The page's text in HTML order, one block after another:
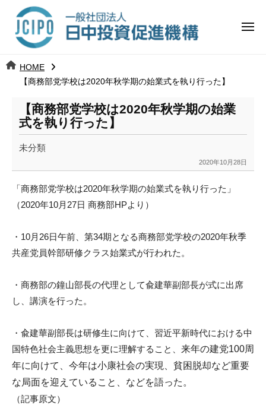
ツ 日
中
投
資
促
進
機
構
j
メ
HOME
【商務部党学校は2020年秋学期の始業式を執り行った】
【商務部党学校は2020年秋学期の始業
式を執り行った】
未分類
2020年10月28日
k
a
a
u
「商務部党学校は2020年秋学期の始業式を執り行った」
（2020年10月27日 商務部HPより）
・10月26日午前、 第34期となる商務部党学校の2020年秋季
共産党員幹部研修クラス始業式が行われた。
・商務部の鐘山部長の代理として兪建華副部長が式に出席
し、 講演を行った。
・兪建華副部長は研修生に向けて、 習近平新時代における中
国特色社会主義思想を更に理解すること、 来年の建党100周
年に向けて、今年は小康社会の実現、 貧困脱却など重要
な局面を迎えていること、 などを語った。
（記事原文）
日
中
資
進
機